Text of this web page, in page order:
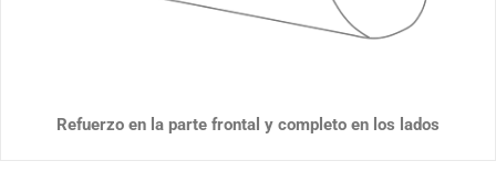
Refuerzo en la parte frontal y completo en los lados